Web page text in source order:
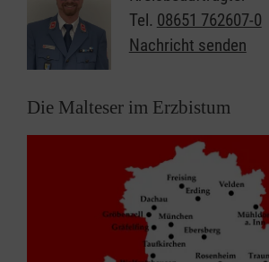
Tel. 08651 762607-0
Nachricht senden
Die Malteser im Erzbistum